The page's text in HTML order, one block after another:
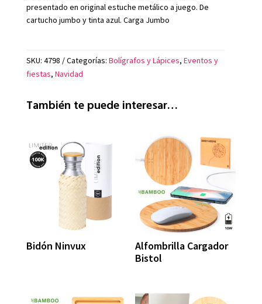
presentado en original estuche metálico a juego. De
cartucho jumbo y tinta azul. Carga Jumbo
SKU: 4798 Categorías: Bolígrafos y Lápices, Eventos y
fiestas, Navidad
También te puede interesar…
Bidón Ninvux
Alfombrilla Cargador
Bistol